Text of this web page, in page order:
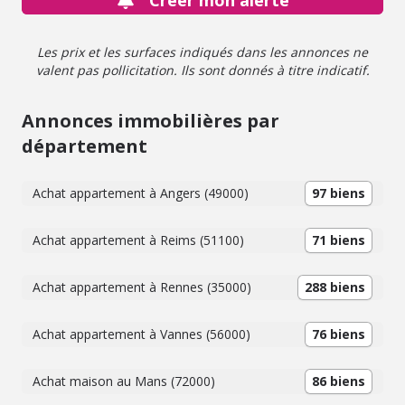
Les prix et les surfaces indiqués dans les annonces ne
valent pas pollicitation. Ils sont donnés à titre indicatif.
Annonces immobilières par
département
Achat appartement à Angers (49000) 97 biens
Achat appartement à Reims (51100) 71 biens
Achat appartement à Rennes (35000) 288 biens
Achat appartement à Vannes (56000) 76 biens
Achat maison au Mans (72000) 86 biens